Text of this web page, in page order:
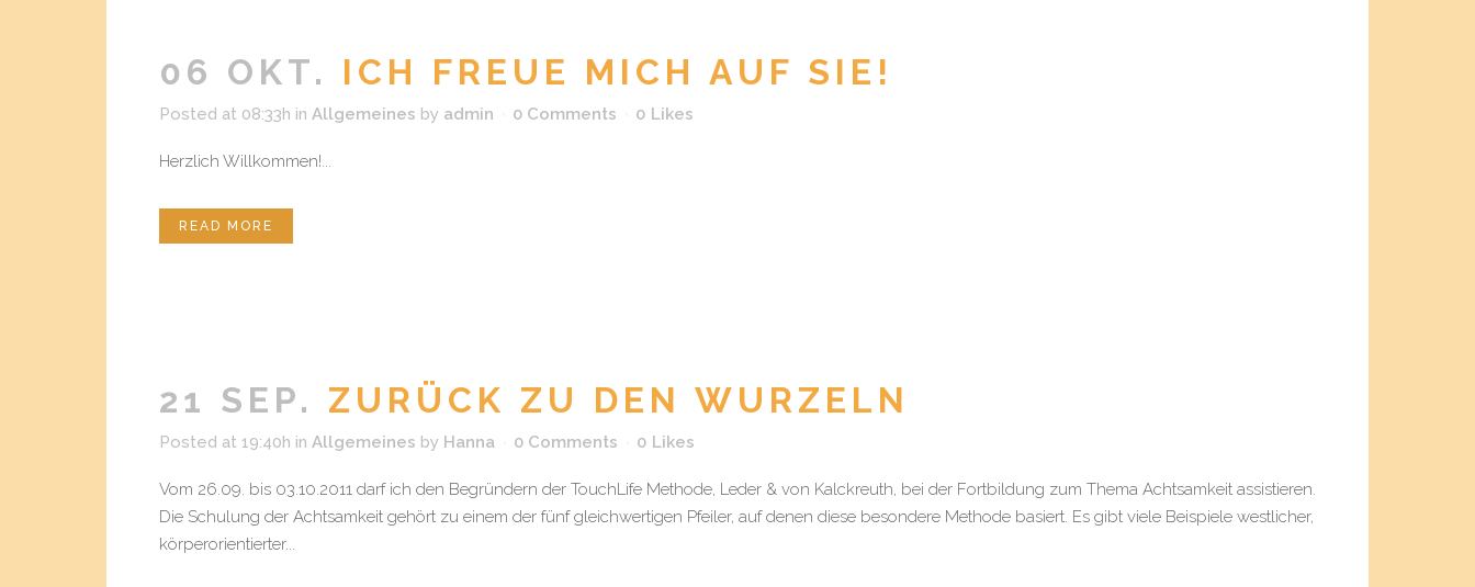
06 OKT. ICH FREUE MICH AUF SIE!
Posted at 08:33h in Allgemeines by admin 0 Comments 0 Likes
Herzlich Willkommen!...
READ MORE
21 SEP. ZURÜCK ZU DEN WURZELN
Posted at 19:40h in Allgemeines by Hanna 0 Comments 0 Likes
Vom 26.09. bis 03.10.2011 darf ich den Begründern der TouchLife Methode, Leder & von Kalckreuth, bei der Fortbildung zum Thema Achtsamkeit assistieren.
Die Schulung der Achtsamkeit gehört zu einem der fünf gleichwertigen Pfeiler, auf denen diese besondere Methode basiert. Es gibt viele Beispiele westlicher,
körperorientierter...